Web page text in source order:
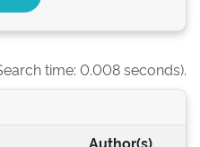
time: 0.008 seconds).
Author(s)